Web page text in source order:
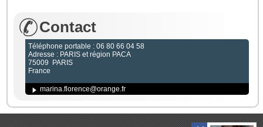
Contact
Téléphone portable : 06 80 66 04 58
Adresse : PARIS et région PACA
75009 PARIS
France
marina.florence@orange.fr